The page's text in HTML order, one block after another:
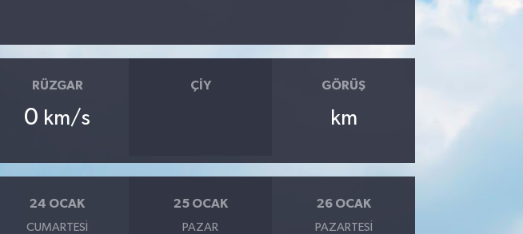
RÜZGAR
0 km/s
ÇIY GÖRÜŞ
km
24 OCAK
CUMARTESI
25 OCAK
PAZAR
26 OCAK
PAZARTESI